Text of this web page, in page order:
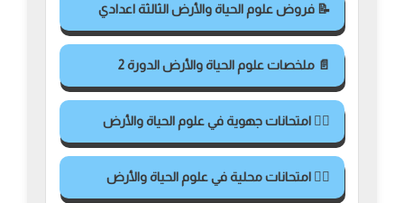
📝 فروض علوم الحياة والأرض الثالثة اعدادي
📄 ملخصات علوم الحياة والأرض الدورة 2
✍🏻 امتحانات جهوية في علوم الحياة والأرض
✍🏻 امتحانات محلية في علوم الحياة والأرض